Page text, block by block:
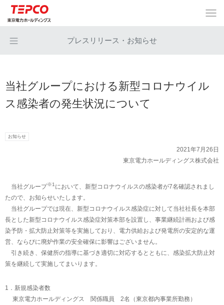
プレスリリース・お知らせ
当社グループにおける新型コロナウイル
ス感染者の発生状況について
お知らせ
2021年7月26日
東京電力ホールディングス株式会社
当社グループ※1 において、新型コロナウイルスの感染者が7名確認されまし
たので、お知らせいたします。
当社グループでは現在、新型コロナウイルス感染症に対して当社社長を本部
長とした新型コロナウイルス感染症対策本部を設置し、事業継続計画および感
染予防・拡大防止対策等を実施しており、電力供給および発電所の安定的な運
営、ならびに廃炉作業の安全確保に影響はございません。
引き続き、保健所の指導に基づき適切に対応するとともに、感染拡大防止対
策を継続して実施してまいります。
1．新規感染者数
東京電力ホールディングス 関係職員 2名（東京都内事業所勤務）